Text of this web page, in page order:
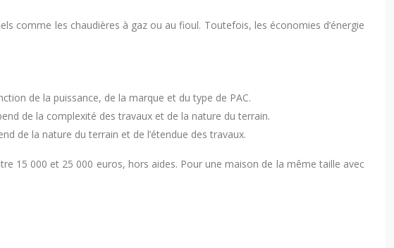
comme les chaudières à gaz ou au fioul. Toutefois, les économies d’énergie
de la puissance, de la marque et du type de PAC.
de la complexité des travaux et de la nature du terrain.
de la nature du terrain et de l’étendue des travaux.
15 000 et 25 000 euros, hors aides. Pour une maison de la même taille avec